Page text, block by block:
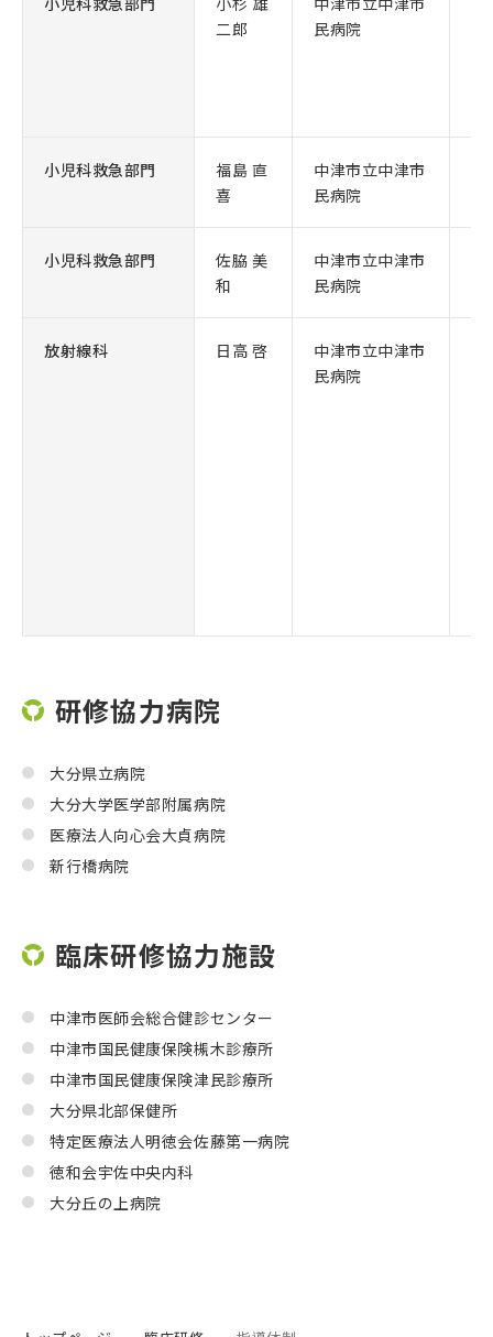
二郎
民病院
小児科救急部門
福島 直
喜
中津市立中津市
民病院
小児科救急部門
佐脇 美
和
中津市立中津市
民病院
放射線科 日高 啓
中津市立中津市
民病院
研修協力病院
大分県立病院
大分大学医学部附属病院
医療法人向心会大貞病院
新行橋病院
臨床研修協力施設
中津市医師会総合健診センター
中津市国民健康保険槻木診療所
中津市国民健康保険津民診療所
大分県北部保健所
特定医療法人明徳会佐藤第一病院
徳和会宇佐中央内科
大分丘の上病院